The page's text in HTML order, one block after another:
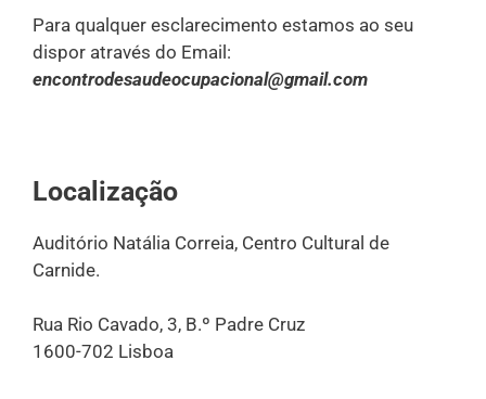
Para qualquer esclarecimento estamos ao seu
dispor através do Email:
encontrodesaudeocupacional@gmail.com
Localização
Auditório Natália Correia, Centro Cultural de
Carnide.
Rua Rio Cavado, 3, B.º Padre Cruz
1600-702 Lisboa